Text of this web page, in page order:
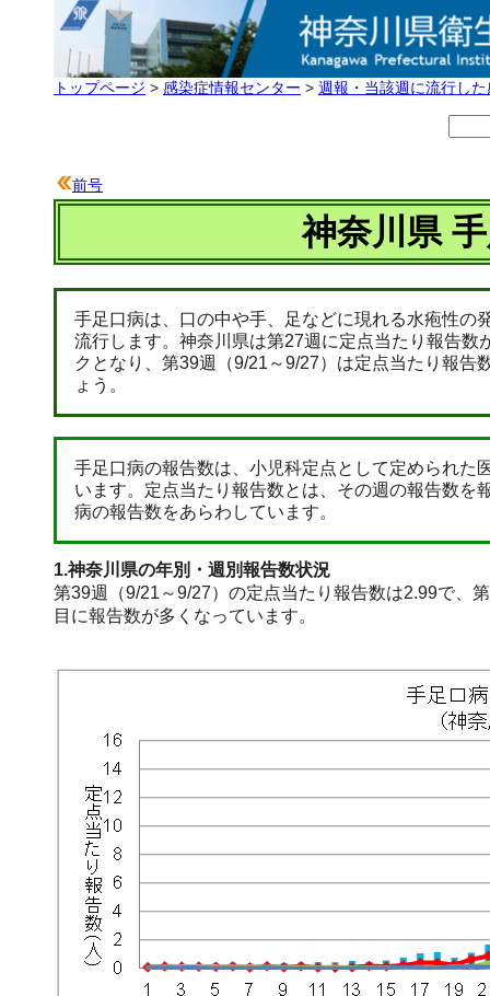
トップページ > 感染症情報センター > 週報・当該週に流行し
前号
神奈川県
手足口病は、口の中や手、足などに現れる水疱性の
流行します。神奈川県は第27週に定点当たり報告
クとなり、第39週（9/21～9/27）は定点当たり報
ょう。
手足口病の報告数は、小児科定点として定められた
います。定点当たり報告数とは、その週の報告数
病の報告数をあらわしています。
1.神奈川県の年別・週別報告数状況
第39週（9/21～9/27）の定点当たり報告数は2.99で、
目に報告数が多くなっています。